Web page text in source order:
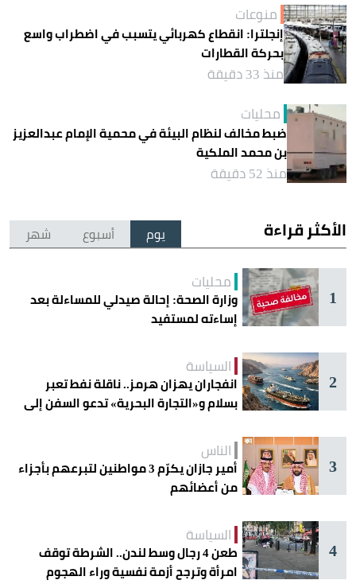
منوعات
إنجلترا: انقطاع كهربائي يتسبب في اضطراب واسع
بحركة القطارات
منذ 33 دقيقة
محليات
ضبط مخالف لنظام البيئة في محمية الإمام عبدالعزيز
بن محمد الملكية
منذ 52 دقيقة
الأكثر قراءة يوم أسبوع شهر
1
محليات
وزارة الصحة: إحالة صيدلي للمساءلة بعد
إساءته لمستفيد
2
السياسة
انفجاران يهزان هرمز.. ناقلة نفط تعبر
بسلام و«التجارة البحرية» تدعو السفن إلى
3
الناس
أمير جازان يكرّم 3 مواطنين لتبرعهم بأجزاء
من أعضائهم
4
السياسة
طعن 4 رجال وسط لندن.. الشرطة توقف
امرأة وترجح أزمة نفسية وراء الهجوم